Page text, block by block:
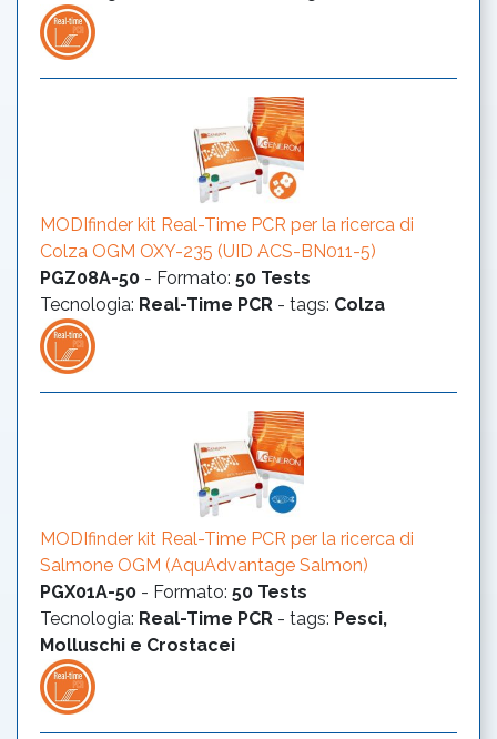
MODIfinder kit Real-Time PCR per la ricerca di
Colza OGM OXY-235 (UID ACS-BN011-5)
PGZ08A-50 - Formato: 50 Tests
Tecnologia: Real-Time PCR - tags: Colza
MODIfinder kit Real-Time PCR per la ricerca di
Salmone OGM (AquAdvantage Salmon)
PGX01A-50 - Formato: 50 Tests
Tecnologia: Real-Time PCR - tags: Pesci,
Molluschi e Crostacei